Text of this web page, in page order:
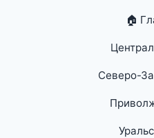
🏠
Северо-